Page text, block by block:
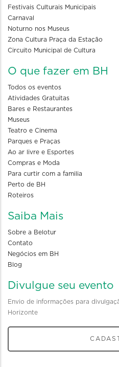
Festivais Culturais Municipais
Carnaval
Noturno nos Museus
Zona Cultura Praça da Estação
Circuito Municipal de Cultura
O que fazer em BH
Todos os eventos
Atividades Gratuitas
Bares e Restaurantes
Museus
Teatro e Cinema
Parques e Praças
Ao ar livre e Esportes
Compras e Moda
Para curtir com a familia
Perto de BH
Roteiros
Saiba Mais
Sobre a Belotur
Contato
Negócios em BH
Blog
Divulgue seu evento
Envio de informações para
Horizonte